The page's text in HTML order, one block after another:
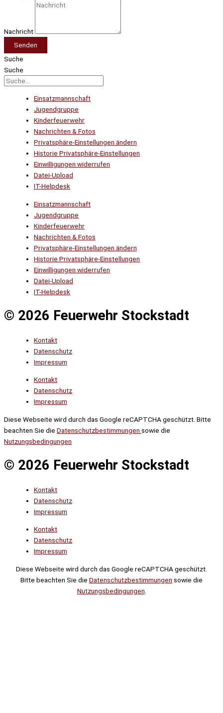
Nachricht
Senden
Suche
Suche
Einsatzmannschaft
Jugendgruppe
Kinderfeuerwehr
Nachrichten & Fotos
Privatsphäre-Einstellungen ändern
Historie Privatsphäre-Einstellungen
Einwilligungen widerrufen
Datei-Upload
IT-Helpdesk
Einsatzmannschaft
Jugendgruppe
Kinderfeuerwehr
Nachrichten & Fotos
Privatsphäre-Einstellungen ändern
Historie Privatsphäre-Einstellungen
Einwilligungen widerrufen
Datei-Upload
IT-Helpdesk
© 2026 Feuerwehr Stockstadt
Kontakt
Datenschutz
Impressum
Kontakt
Datenschutz
Impressum
Diese Webseite wird durch das Google reCAPTCHA geschützt. Bitte
beachten Sie die Datenschutzbestimmungen sowie die
Nutzungsbedingungen
© 2026 Feuerwehr Stockstadt
Kontakt
Datenschutz
Impressum
Kontakt
Datenschutz
Impressum
Diese Webseite wird durch das Google reCAPTCHA geschützt.
Bitte beachten Sie die Datenschutzbestimmungen sowie die
Nutzungsbedingungen